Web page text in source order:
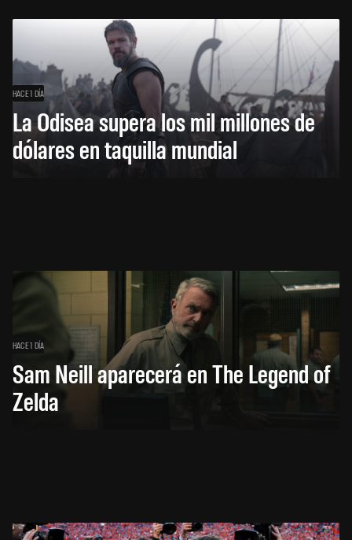
HACE 1 DÍA
La Odisea supera los mil millones de
dólares en taquilla mundial
HACE 1 DÍA
Sam Neill aparecerá en The Legend of
Zelda